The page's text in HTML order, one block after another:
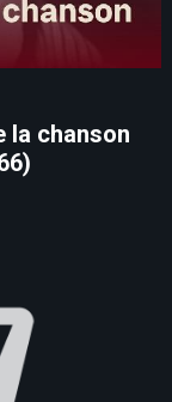
la chanson